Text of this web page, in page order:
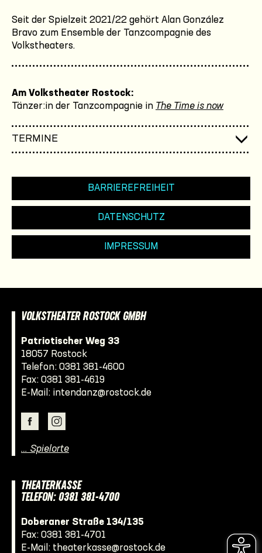
Seit der Spielzeit 2021/22 gehört Alan González
Bravo zum Ensemble der Tanzcompagnie des
Volkstheaters.
Am Volkstheater Rostock:
Tänzer:in der Tanzcompagnie in The Time is now
TERMINE
BARRIEREFREIHEIT
DATENSCHUTZ
IMPRESSUM
VOLKSTHEATER ROSTOCK GMBH
Patriotischer Weg 33
18057 Rostock
Telefon: 0381 381-4600
Fax: 0381 381-4619
E-Mail: intendanz@rostock.de
… Spielorte
THEATERKASSE
TELEFON: 0381 381-4700
Doberaner Straße 134/135
Fax: 0381 381-4701
E-Mail: theaterkasse@rostock.de